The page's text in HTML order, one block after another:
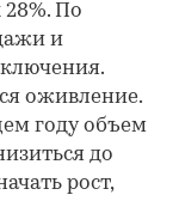
28%. По
и
оживление.
году объем
до
рост,